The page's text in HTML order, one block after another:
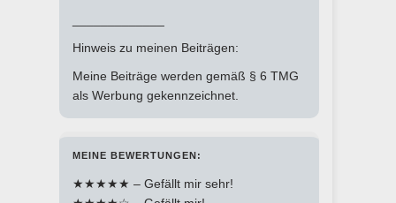
Hinweis zu meinen Beiträgen:
Meine Beiträge werden gemäß § 6 TMG
als Werbung gekennzeichnet.
MEINE BEWERTUNGEN:
★★★★★ – Gefällt mir sehr!